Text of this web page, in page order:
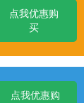
点我优惠购
买
点我优惠购